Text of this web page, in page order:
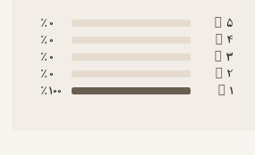
5
0 ٪
4
0 ٪
3
0 ٪
2
0 ٪
1
100 ٪